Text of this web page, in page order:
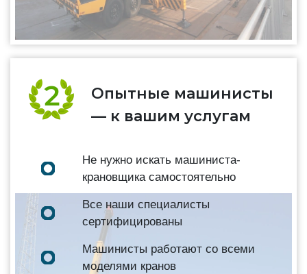
Опытные машинисты
— к вашим услугам
Не нужно искать машиниста-
крановщика самостоятельно
Все наши специалисты
сертифицированы
Машинисты работают со всеми
моделями кранов